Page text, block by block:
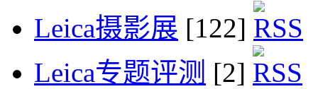
Leica摄影展 [122]
Leica专题评测 [2]